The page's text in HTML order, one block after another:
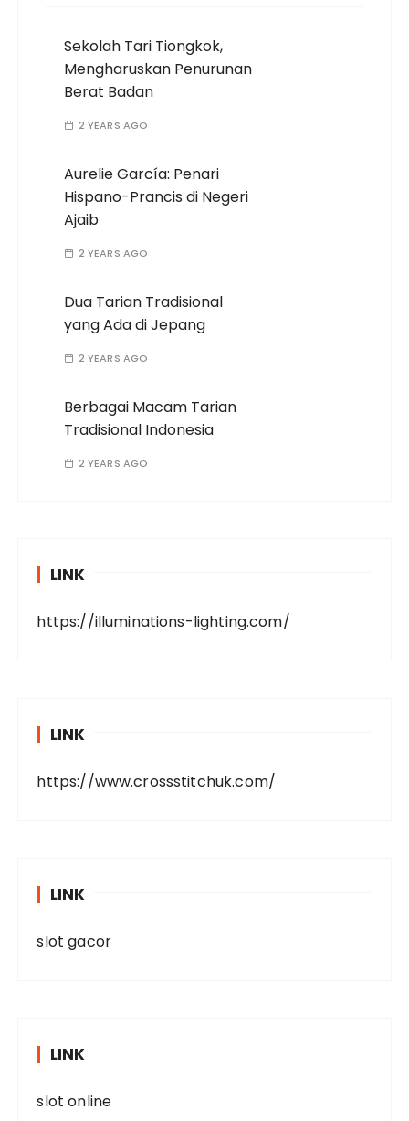
Sekolah Tari Tiongkok,
Mengharuskan Penurunan
Berat Badan
2 YEARS AGO
Aurelie García: Penari
Hispano-Prancis di Negeri
Ajaib
2 YEARS AGO
Dua Tarian Tradisional
yang Ada di Jepang
2 YEARS AGO
Berbagai Macam Tarian
Tradisional Indonesia
2 YEARS AGO
LINK
https://illuminations-lighting.com/
LINK
https://www.crossstitchuk.com/
LINK
slot gacor
LINK
slot online